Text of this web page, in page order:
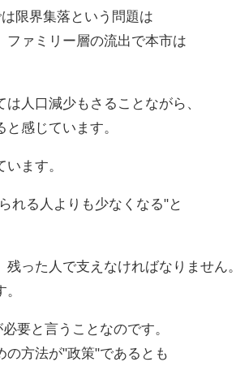
限界集落という問題は
ファミリー層の流出で本市は
人口減少もさることながら、
感じています。
ます。
れる人よりも少なくなる"と
った人で支えなければなりません。
要と言うことなのです。
の方法が"政策"であるとも